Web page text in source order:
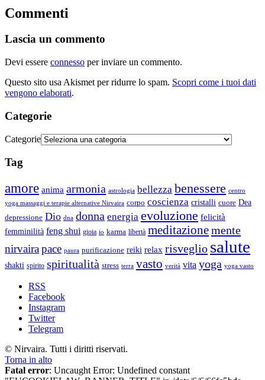
Commenti
Lascia un commento
Devi essere connesso per inviare un commento.
Questo sito usa Akismet per ridurre lo spam. Scopri come i tuoi dati
vengono elaborati.
Categorie
Categorie
Tag
amore anima armonia astrologia bellezza benessere centro
yoga massaggi e terapie alternative Nirvaira corpo coscienza cristalli cuore Dea
depressione Dio dna donna energia evoluzione felicità
femminilità feng shui gioia io karma libertà meditazionemente
nirvairapace paura purificazione reiki relax risveglio salute
shakti spirito spiritualità stress terra vasto verità vita yoga yoga vasto
RSS
Facebook
Instagram
Twitter
Telegram
© Nirvaira. Tutti i diritti riservati.
Torna in alto
Fatal error: Uncaught Error: Undefined constant